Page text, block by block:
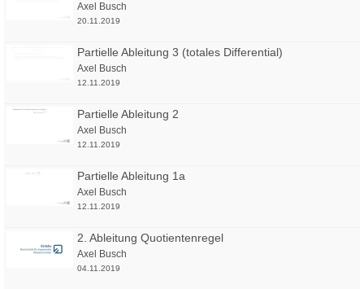
Axel Busch
20.11.2019
Partielle Ableitung 3 (totales Differential)
Axel Busch
12.11.2019
Partielle Ableitung 2
Axel Busch
12.11.2019
Partielle Ableitung 1a
Axel Busch
12.11.2019
2. Ableitung Quotientenregel
Axel Busch
04.11.2019